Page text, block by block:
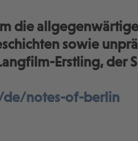
die
sowie
Erstling, der
notes-of-berlin